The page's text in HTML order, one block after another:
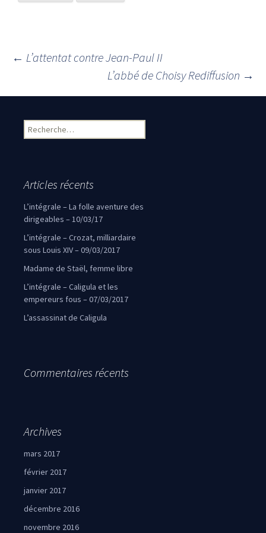
Navigation des articles
← L’attentat contre Jean-Paul II
L’abbé de Choisy Rediffusion →
Rechercher :
Articles récents
L’intégrale – La folle aventure des
dirigeables – 10/03/17
L’intégrale – Crozat, milliardaire
sous Louis XIV – 09/03/2017
Madame de Staël, femme libre
L’intégrale – Caligula et les
empereurs fous – 07/03/2017
L’assassinat de Caligula
Commentaires récents
Archives
mars 2017
février 2017
janvier 2017
décembre 2016
novembre 2016